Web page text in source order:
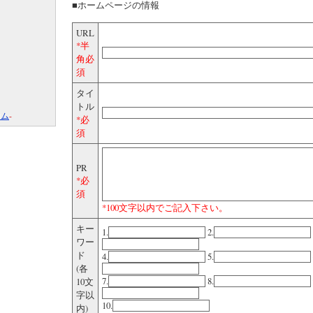
■ホームページの情報
URL
*半
角必
須
タイ
トル
*必
須
PR
*必
須
*100文字以内でご記入下さい。
キー
ワー
ド
(各
10文
字以
内)
1. 2.
4.
5.
7.
8.
10.
-